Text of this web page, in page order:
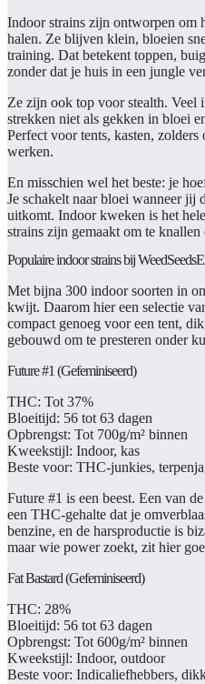
Indoor strains zijn ontworpen om
halen. Ze blijven klein, bloeien
training. Dat betekent toppen,
zonder dat je huis in een jungle
Ze zijn ook top voor stealth. Veel
strekken niet als gekken in bloei
Perfect voor tents, kasten,
werken.
En misschien wel het beste: je
Je schakelt naar bloei wanneer jij
uitkomt. Indoor kweken is het
strains zijn gemaakt om te
Populaire indoor strains bij
Met bijna 300 indoor soorten in
kwijt. Daarom hier een selectie
compact genoeg voor een tent,
gebouwd om te presteren onder
Future #1 (Gefeminiseerd)
THC: Tot 37%
Bloeitijd: 56 tot 63 dagen
Opbrengst: Tot 700g/m² binnen
Kweekstijl: Indoor, kas
Beste voor: THC-junkies,
Future #1 is een beest. Een van
een THC-gehalte dat je
benzine, en de harsproductie is
maar wie power zoekt, zit hier
Fat Bastard (Gefeminiseerd)
THC: 28%
Bloeitijd: 56 tot 63 dagen
Opbrengst: Tot 600g/m² binnen
Kweekstijl: Indoor, outdoor
Beste voor: Indicaliefhebbers,